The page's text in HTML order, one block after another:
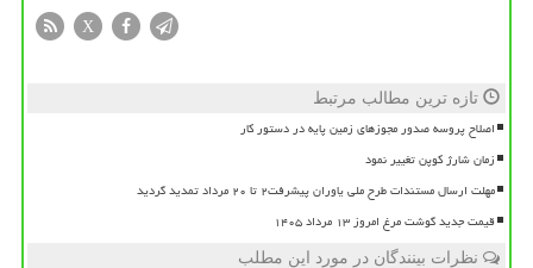
X
تازه ترین مطالب مرتبط
اصلاح پروسه صدور مجوزهای زمین پایه در دستور کار
زمان شارژ کوپن تغییر نمود
مهلت ارسال مستندات طرح ملی یاوران پیشرفت۲ تا ۲۰ مرداد تمدید گردید
قیمت جدید گوشت مرغ امروز ۱۳ مرداد ۱۴۰۵
نظرات بینندگان در مورد این مطلب